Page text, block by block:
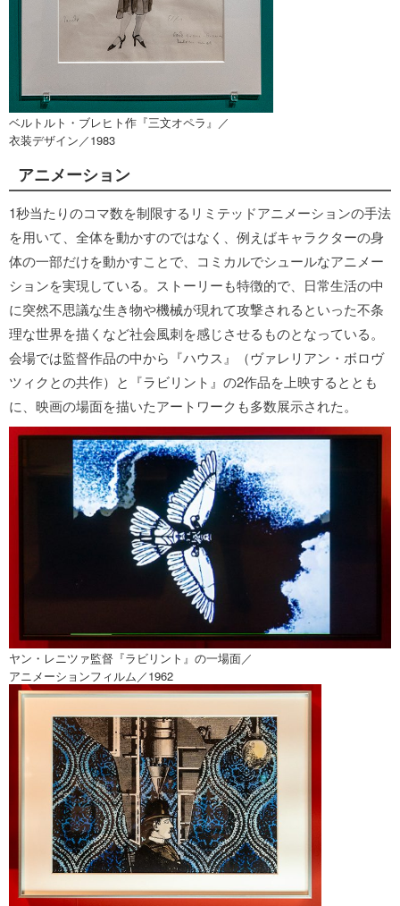
ベルトルト・ブレヒト作『三文オペラ』／
衣装デザイン／1983
アニメーション
1秒当たりのコマ数を制限するリミテッドアニメーションの手法
を用いて、全体を動かすのではなく、例えばキャラクターの身
体の一部だけを動かすことで、コミカルでシュールなアニメー
ションを実現している。ストーリーも特徴的で、日常生活の中
に突然不思議な生き物や機械が現れて攻撃されるといった不条
理な世界を描くなど社会風刺を感じさせるものとなっている。
会場では監督作品の中から『ハウス』（ヴァレリアン・ボロヴ
ツィクとの共作）と『ラビリント』の2作品を上映するととも
に、映画の場面を描いたアートワークも多数展示された。
ヤン・レニツァ監督『ラビリント』の一場面／
アニメーションフィルム／1962